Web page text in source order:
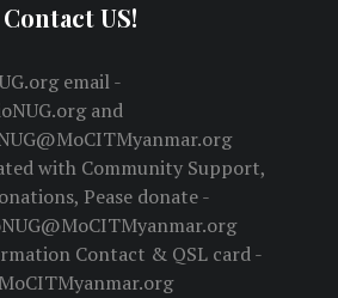
Contact US!
email -
and
with Community Support,
Pease donate -
Contact & QSL card -